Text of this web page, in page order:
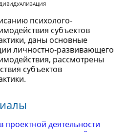
психолого-
субъектов
даны основные
личностно-развивающего
рассмотрены
субъектов
проектной деятельности